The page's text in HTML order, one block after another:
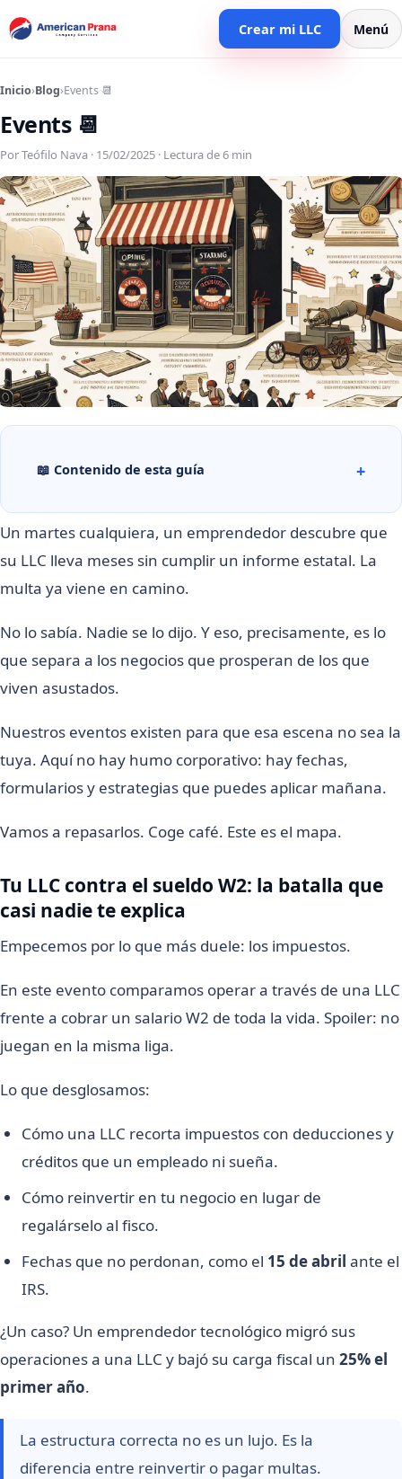
Crear mi LLC Menú
Inicio›Blog›Events 📆
Events 📆
Por Teófilo Nava · 15/02/2025 · Lectura de 6 min
📖 Contenido de esta guía
Un martes cualquiera, un emprendedor descubre que
su LLC lleva meses sin cumplir un informe estatal. La
multa ya viene en camino.
No lo sabía. Nadie se lo dijo. Y eso, precisamente, es lo
que separa a los negocios que prosperan de los que
viven asustados.
Nuestros eventos existen para que esa escena no sea la
tuya. Aquí no hay humo corporativo: hay fechas,
formularios y estrategias que puedes aplicar mañana.
Vamos a repasarlos. Coge café. Este es el mapa.
Tu LLC contra el sueldo W2: la batalla que
casi nadie te explica
Empecemos por lo que más duele: los impuestos.
En este evento comparamos operar a través de una LLC
frente a cobrar un salario W2 de toda la vida. Spoiler: no
juegan en la misma liga.
Lo que desglosamos:
Cómo una LLC recorta impuestos con deducciones y
créditos que un empleado ni sueña.
Cómo reinvertir en tu negocio en lugar de
regalárselo al fisco.
Fechas que no perdonan, como el 15 de abril ante el
IRS.
¿Un caso? Un emprendedor tecnológico migró sus
operaciones a una LLC y bajó su carga fiscal un 25% el
primer año.
La estructura correcta no es un lujo. Es la
diferencia entre reinvertir o pagar multas.